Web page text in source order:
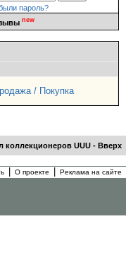
пароль?
new
/ Покупка
коллекционеров UUU - Вверх
О проекте Реклама на сайте